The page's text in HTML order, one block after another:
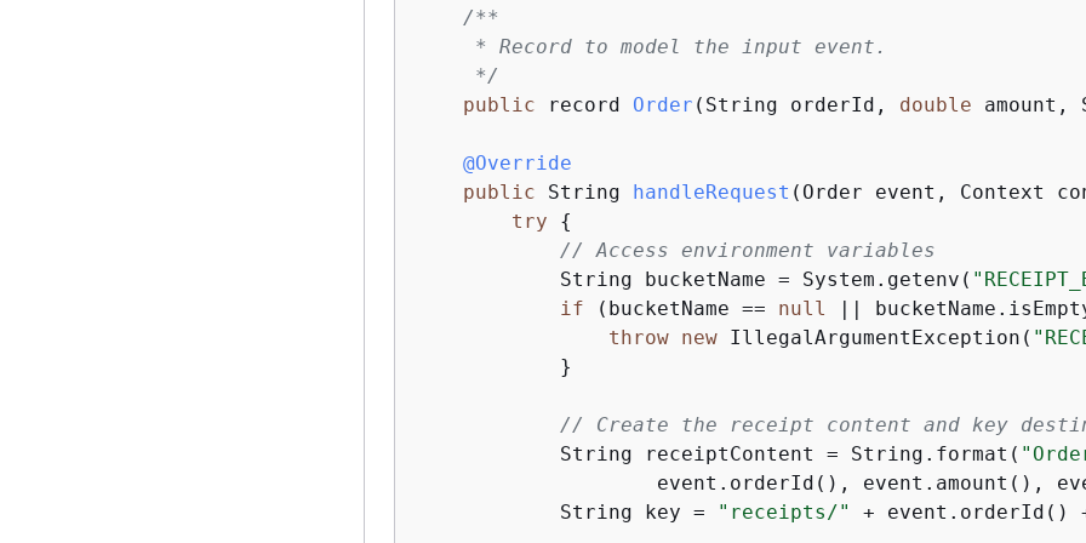
/**
     * Record to model the input event.
     */
public record Order (String orderId, double amount,
@Override
public String handleRequest (Order event, Context
try
{
// Access environment variables
            String bucketName = System.getenv(
if (bucketName == null ||
throw new IllegalArgumentException(
            }
// Create the receipt content and key
            String receiptContent = String.format(
event.orderId(), event.amount(),
            String key =
"receipts/" + event.orderId()